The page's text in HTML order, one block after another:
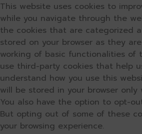
This website uses cookies to
while you navigate through the
the cookies that are categorized
stored on your browser as they
working of basic functionalities of
use third-party cookies that help
understand how you use this
will be stored in your browser only
You also have the option to opt-
But opting out of some of these
your browsing experience.